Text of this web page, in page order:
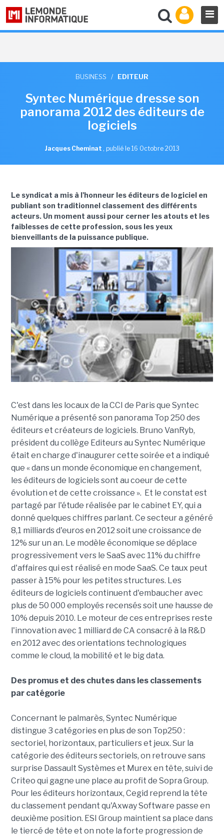
BUSINESS / EDITEUR
Syntec Numérique dresse son
panorama 2012 des éditeurs de
logiciels
Jacques Cheminat , publié le 16 Octobre 2013
Le syndicat a mis à l'honneur les éditeurs de logiciel en
publiant son traditionnel classement des différents
acteurs. Un moment aussi pour cerner les atouts et les
faiblesses de cette profession, sous les yeux
bienveillants de la puissance publique.
C'est dans les locaux de la CCI de Paris que Syntec
Numérique a présenté son panorama Top 250 des
éditeurs et créateurs de logiciels. Bruno VanRyb,
président du collège Editeurs au Syntec Numérique
était en charge d'inaugurer cette soirée et a indiqué
que « dans un monde économique en changement,
les éditeurs de logiciels sont au coeur de cette
évolution et de cette croissance ». Et le constat est
partagé par l'étude réalisée par le cabinet EY, qui a
donné quelques chiffres parlant. Ce secteur a généré
8,1 milliards d'euros en 2012 soit une croissance de
12% sur un an. Le modèle économique se déplace
progressivement vers le SaaS avec 11% du chiffre
d'affaires qui est réalisé en mode SaaS. Ce taux peut
passer à 15% pour les petites structures. Les
éditeurs de logiciels continuent d'embaucher avec
plus de 50 000 employés recensés soit une hausse de
10% depuis 2010. Le moteur de ces entreprises reste
l'innovation avec 1 milliard de CA consacré à la R&D
en 2012 avec des orientations technologiques
comme le cloud, la mobilité et le big data.
Des promus et des chutes dans les classements
par catégorie
Concernant le palmarès, Syntec Numérique
distingue 3 catégories en plus de son Top250 :
sectoriel, horizontaux, particuliers et jeux. Sur la
catégorie des éditeurs sectoriels, on retrouve sans
surprise Dassault Systèmes et Murex en tête, suivi de
Criteo qui gagne une place au profit de Sopra Group.
Pour les éditeurs horizontaux, Cegid reprend la tête
du classement pendant qu'Axway Software passe en
deuxième position. ESI Group maintient sa place dans
le tiercé de tête et on note la forte progression de